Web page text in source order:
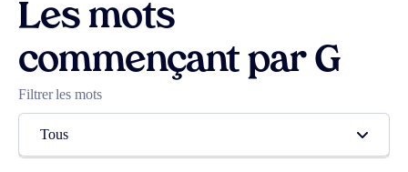
Les mots
commençant par G
Filtrer les mots
Tous